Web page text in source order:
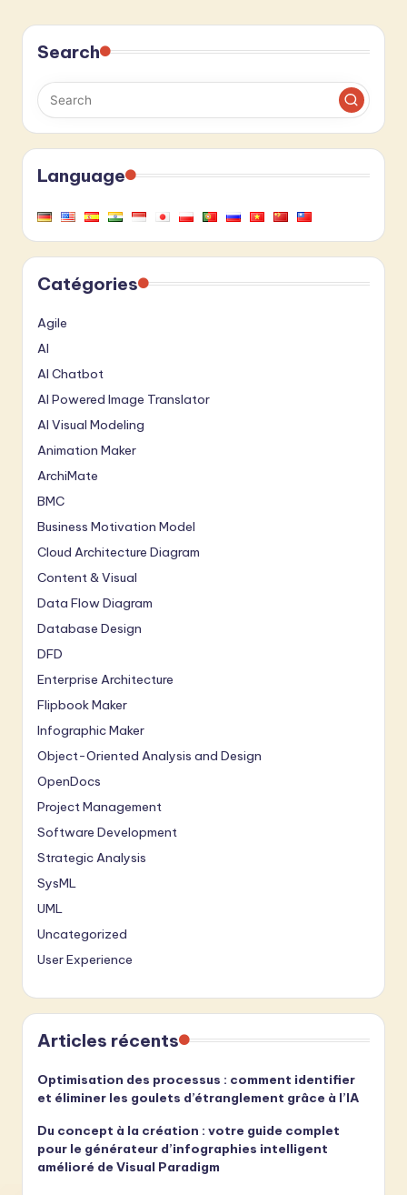
Search
Language
Catégories
Agile
AI
AI Chatbot
AI Powered Image Translator
AI Visual Modeling
Animation Maker
ArchiMate
BMC
Business Motivation Model
Cloud Architecture Diagram
Content & Visual
Data Flow Diagram
Database Design
DFD
Enterprise Architecture
Flipbook Maker
Infographic Maker
Object-Oriented Analysis and Design
OpenDocs
Project Management
Software Development
Strategic Analysis
SysML
UML
Uncategorized
User Experience
Articles récents
Optimisation des processus : comment identifier
et éliminer les goulets d’étranglement grâce à l’IA
Du concept à la création : votre guide complet
pour le générateur d’infographies intelligent
amélioré de Visual Paradigm